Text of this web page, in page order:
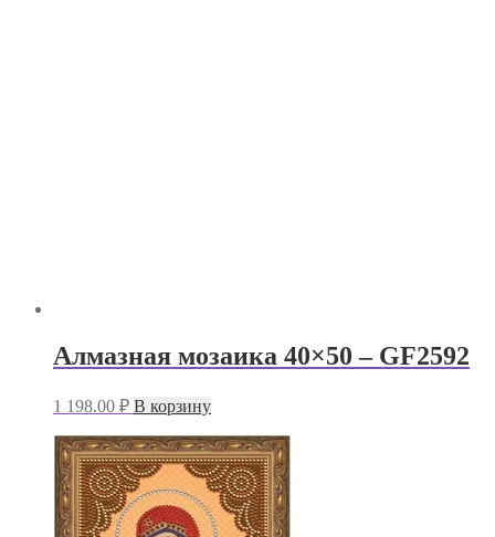
Алмазная мозаика 40×50 – GF2592
1 198.00 ₽ В корзину